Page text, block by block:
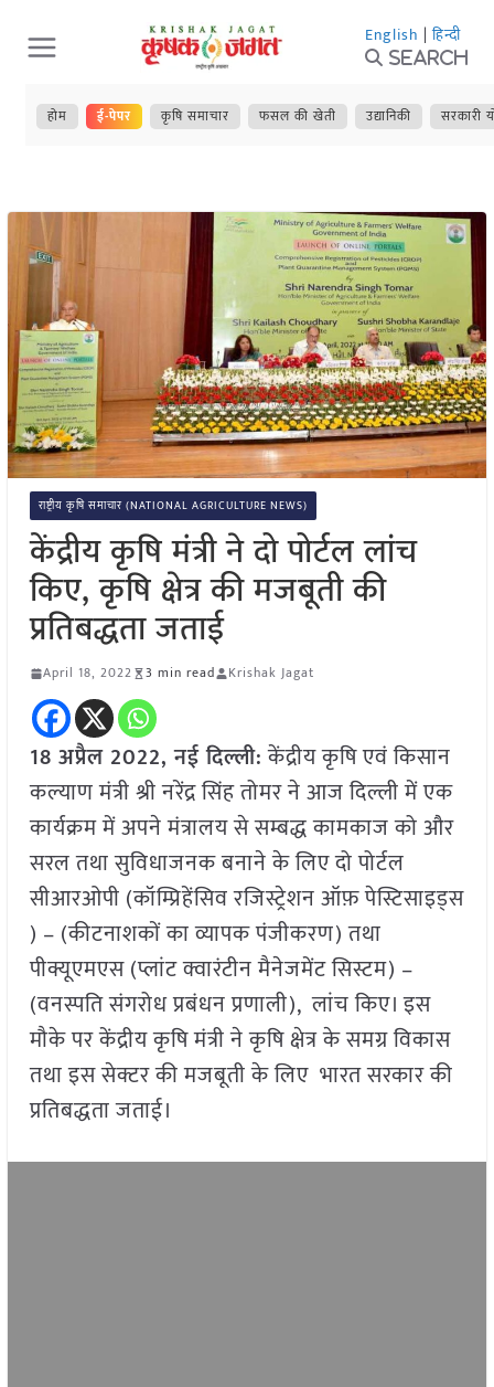
Skip
to
content
English | हिन्दी
Search
होम ई-पेपर कृषि समाचार फसल की खेती उद्यानिकी सरकारी
राष्ट्रीय कृषि समाचार (NATIONAL AGRICULTURE NEWS)
केंद्रीय कृषि मंत्री ने दो पोर्टल लांच
किए, कृषि क्षेत्र की मजबूती की
प्रतिबद्धता जताई
April 18, 2022 3 min read Krishak Jagat
18 अप्रैल 2022, नई दिल्ली:केंद्रीय कृषि एवं किसान
कल्याण मंत्री श्री नरेंद्र सिंह तोमर ने आज दिल्ली में एक
कार्यक्रम में अपने मंत्रालय से सम्बद्ध कामकाज को और
सरल तथा सुविधाजनक बनाने के लिए दो पोर्टल
सीआरओपी (कॉम्प्रिहेंसिव रजिस्ट्रेशन ऑफ़ पेस्टिसाइड्स
) – (कीटनाशकों का व्यापक पंजीकरण) तथा
पीक्यूएमएस (प्लांट क्वारंटीन मैनेजमेंट सिस्टम) –
(वनस्पति संगरोध प्रबंधन प्रणाली), लांच किए। इस
मौके पर केंद्रीय कृषि मंत्री ने कृषि क्षेत्र के समग्र विकास
तथा इस सेक्टर की मजबूती के लिए भारत सरकार की
प्रतिबद्धता जताई।